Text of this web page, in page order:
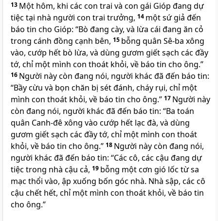
13 Một hôm, khi các con trai và con gái Gióp đang dự
tiệc tại nhà người con trai trưởng, 14 một sứ giả đến
báo tin cho Gióp: “Bò đang cày, và lừa cái đang ăn cỏ
trong cánh đồng cạnh bên, 15 bỗng quân Sê-ba xông
vào, cướp hết bò lừa, và dùng gươm giết sạch các đầy
tớ, chỉ một mình con thoát khỏi, về báo tin cho ông.”
16 Người này còn đang nói, người khác đã đến báo tin:
“Bầy cừu và bọn chăn bị sét đánh, cháy rụi, chỉ một
mình con thoát khỏi, về báo tin cho ông.” 17 Người này
còn đang nói, người khác đã đến báo tin: “Ba toán
quân Canh-đê xông vào cướp hết lạc đà, và dùng
gươm giết sạch các đầy tớ, chỉ một mình con thoát
khỏi, về báo tin cho ông.” 18 Người này còn đang nói,
người khác đã đến báo tin: “Các cô, các cậu đang dự
tiệc trong nhà cậu cả, 19 bỗng một cơn gió lốc từ sa
mạc thổi vào, ập xuống bốn góc nhà. Nhà sập, các cô
cậu chết hết, chỉ một mình con thoát khỏi, về báo tin
cho ông.”